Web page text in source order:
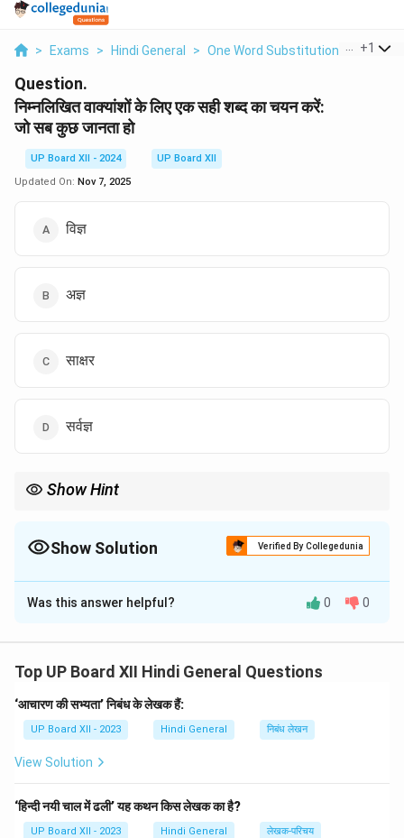
> Exams > Hindi General > One Word Substitution > +1
Question.
निम्नलिखित वाक्यांशों के लिए एक सही शब्द का चयन करें:
जो सब कुछ जानता हो
UP Board XII - 2024
UP Board XII
Updated On: Nov 7, 2025
विज्ञ
अज्ञ
साक्षर
सर्वज्ञ
Show Hint
Show Solution Verified By Collegedunia
The Correct Option isD
Solution and Explanation
Download Solution in PDF
Was this answer helpful? 0 0
Top UP Board XII Hindi General Questions
‘आचारण की सभ्यता’ निबंध के लेखक हैं:
UP Board XII - 2023 Hindi General निबंध लेखन
View Solution
‘हिन्दी नयी चाल में ढली’ यह कथन किस लेखक का है?
UP Board XII - 2023 Hindi General लेखक-परिचय